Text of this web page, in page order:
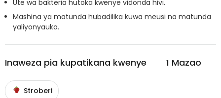
Ute wa bakteria hutoka kwenye vidonda hivi.
Mashina ya matunda hubadilika kuwa meusi na matunda
yaliyonyauka.
Inaweza pia kupatikana kwenye 1 Mazao
Stroberi